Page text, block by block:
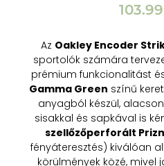
Az Oakley Encoder
sportolók számára
prémium funkcionalitást
Gamma Green színű
anyagból készül,
sisakkal és sapkával is
szellőzőperforált
fényáteresztés) kiválóan
körülmények közé,